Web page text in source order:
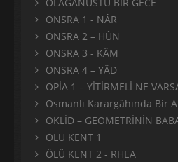
ONSRA 1 - NÂR
ONSRA 2 – HÛN
ONSRA 3 - KÂM
ONSRA 4 – YÂD
OPİA 1 – YİTİRMELİ NE
Osmanlı Karargâhında Bir
ÖKLİD – GEOMETRİNİN
ÖLÜ KENT 1
ÖLÜ KENT 2 - RHEA